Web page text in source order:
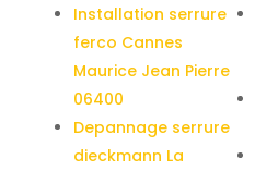
Installation serrure
ferco Cannes
Maurice Jean Pierre
06400
Depannage serrure
dieckmann La